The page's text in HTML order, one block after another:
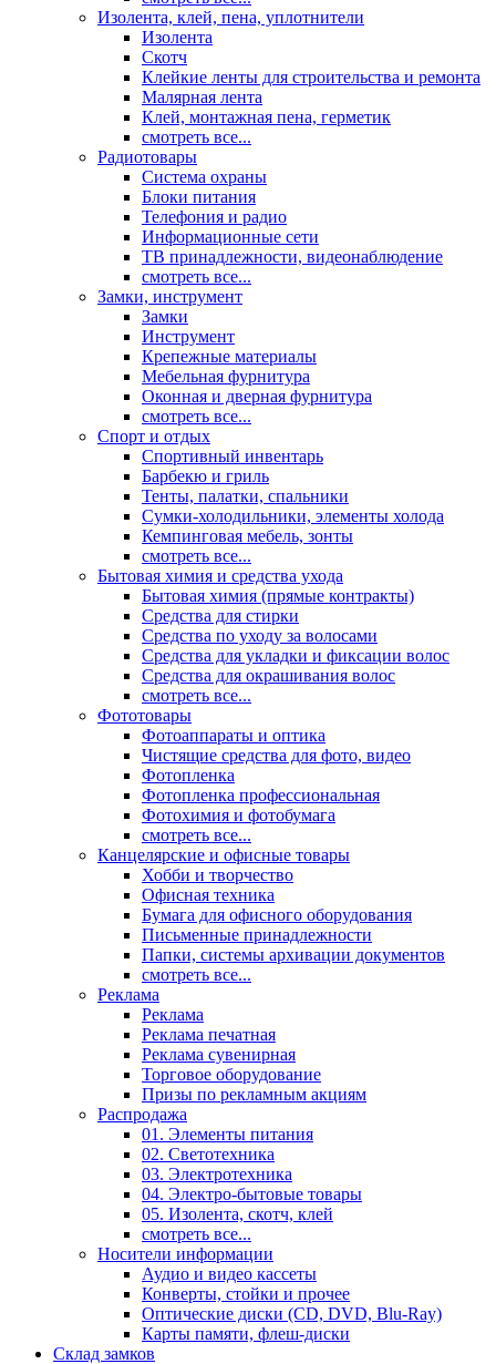
Изолента, клей, пена, уплотнители
Изолента
Скотч
Клейкие ленты для строительства и ремонта
Малярная лента
Клей, монтажная пена, герметик
смотреть все...
Радиотовары
Система охраны
Блоки питания
Телефония и радио
Информационные сети
ТВ принадлежности, видеонаблюдение
смотреть все...
Замки, инструмент
Замки
Инструмент
Крепежные материалы
Мебельная фурнитура
Оконная и дверная фурнитура
смотреть все...
Спорт и отдых
Спортивный инвентарь
Барбекю и гриль
Тенты, палатки, спальники
Сумки-холодильники, элементы холода
Кемпинговая мебель, зонты
смотреть все...
Бытовая химия и средства ухода
Бытовая химия (прямые контракты)
Средства для стирки
Средства по уходу за волосами
Средства для укладки и фиксации волос
Средства для окрашивания волос
смотреть все...
Фототовары
Фотоаппараты и оптика
Чистящие средства для фото, видео
Фотопленка
Фотопленка профессиональная
Фотохимия и фотобумага
смотреть все...
Канцелярские и офисные товары
Хобби и творчество
Офисная техника
Бумага для офисного оборудования
Письменные принадлежности
Папки, системы архивации документов
смотреть все...
Реклама
Реклама
Реклама печатная
Реклама сувенирная
Торговое оборудование
Призы по рекламным акциям
Распродажа
01. Элементы питания
02. Светотехника
03. Электротехника
04. Электро-бытовые товары
05. Изолента, скотч, клей
смотреть все...
Носители информации
Аудио и видео кассеты
Конверты, стойки и прочее
Оптические диски (CD, DVD, Blu-Ray)
Карты памяти, флеш-диски
Склад замков